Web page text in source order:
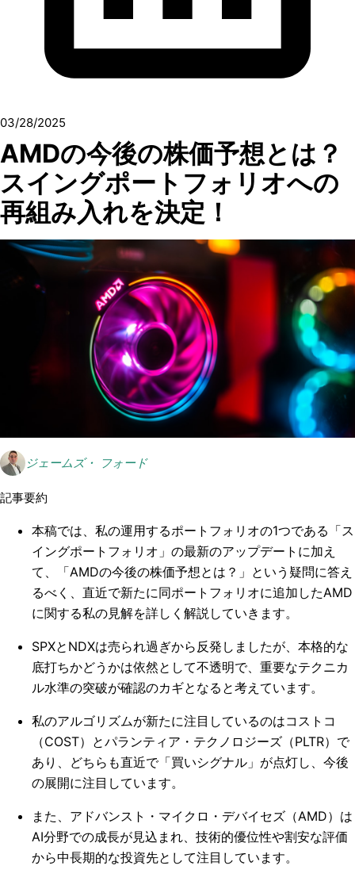
03/28/2025
AMDの今後の株価予想とは？
スイングポートフォリオへの
再組み入れを決定！
ジェームズ・ フォード
記事要約
本稿では、私の運用するポートフォリオの1つである「ス
イングポートフォリオ」の最新のアップデートに加え
て、「AMDの今後の株価予想とは？」という疑問に答え
るべく、直近で新たに同ポートフォリオに追加したAMD
に関する私の見解を詳しく解説していきます。
SPXとNDXは売られ過ぎから反発しましたが、本格的な
底打ちかどうかは依然として不透明で、重要なテクニカ
ル水準の突破が確認のカギとなると考えています。
私のアルゴリズムが新たに注目しているのはコストコ
（COST）とパランティア・テクノロジーズ（PLTR）で
あり、どちらも直近で「買いシグナル」が点灯し、今後
の展開に注目しています。
また、アドバンスト・マイクロ・デバイセズ（AMD）は
AI分野での成長が見込まれ、技術的優位性や割安な評価
から中長期的な投資先として注目しています。